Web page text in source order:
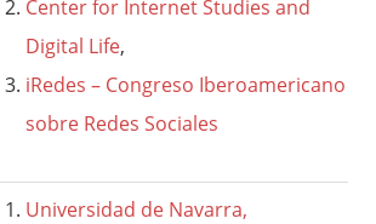
Center for Internet Studies and
Digital Life,
iRedes – Congreso Iberoamericano
sobre Redes Sociales
Universidad de Navarra,